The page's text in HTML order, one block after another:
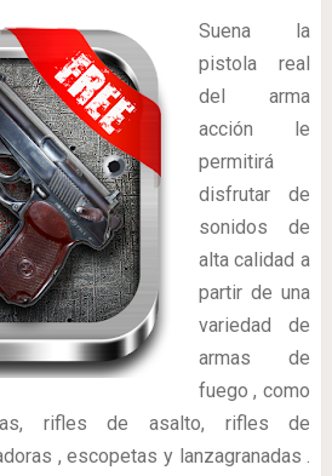
Suena la
pistola real
del arma
acción le
permitirá
disfrutar de
sonidos de
alta calidad a
partir de una
variedad de
armas de
fuego , como
rifles de asalto, rifles de
, escopetas y lanzagranadas .